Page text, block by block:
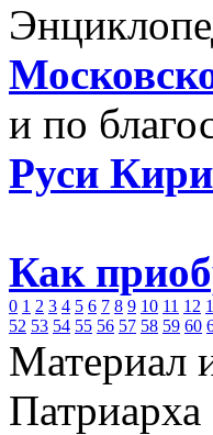
и по
Руси
Как
0 1 2 3 4 5 6 7 8 9 10 11 12
52 53 54 55 56 57 58 59 60
Материал